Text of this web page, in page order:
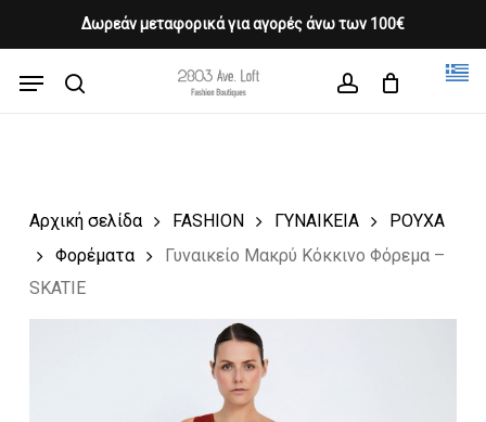
Δωρεάν μεταφορικά για αγορές άνω των 100€
content
Menu
Cart CLOSE
CART
Αρχική σελίδα FASHION ΓΥΝΑΙΚΕΙΑ
ΡΟΥΧΑ
Φορέματα
Γυναικείο Μακρύ Κόκκινο Φόρεμα –
SKATIE
Close